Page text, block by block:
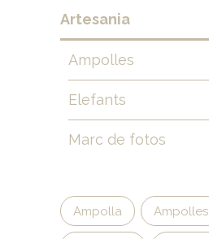
Artesania
Ampolles
Elefants
Marc de fotos
Ampolla Ampolles